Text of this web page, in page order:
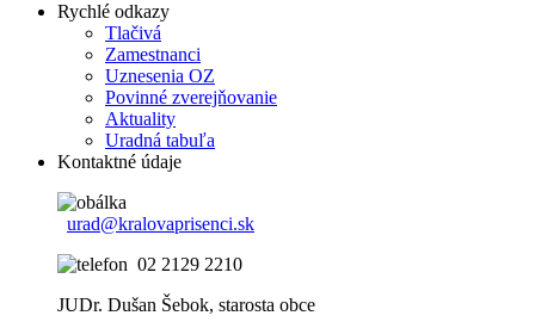
Rychlé odkazy
Tlačivá
Zamestnanci
Uznesenia OZ
Povinné zverejňovanie
Aktuality
Uradná tabuľa
Kontaktné údaje
urad@kralovaprisenci.sk
02 2129 2210
JUDr. Dušan Šebok, starosta obce